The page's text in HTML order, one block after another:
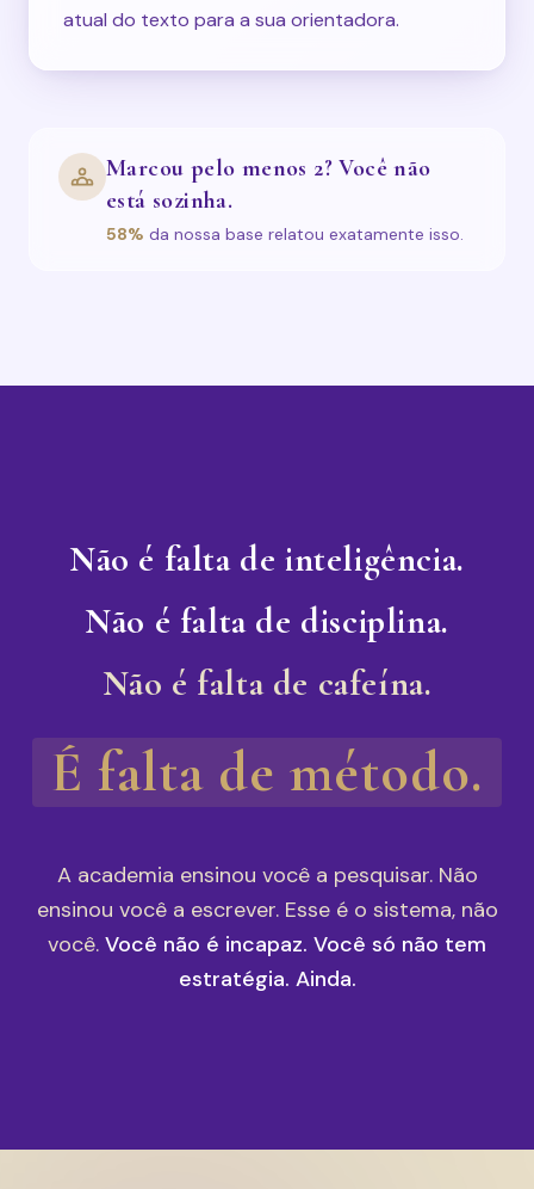
atual do texto para a sua orientadora.
Marcou pelo menos 2? Você não
está sozinha.
58% da nossa base relatou exatamente isso.
Não é falta de inteligência.
Não é falta de disciplina.
Não é falta de cafeína.
É falta de método.
A academia ensinou você a pesquisar. Não
ensinou você a escrever. Esse é o sistema, não
você. Você não é incapaz. Você só não tem
estratégia. Ainda.